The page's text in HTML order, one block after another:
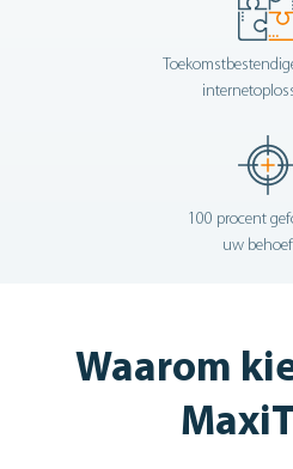
100 procent
uw
Waarom